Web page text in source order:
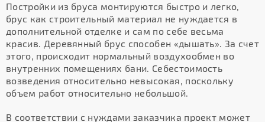
Постройки из бруса монтируются быстро и легко,
брус как строительный материал не нуждается в
дополнительной отделке и сам по себе весьма
красив. Деревянный брус способен «дышать». За счет
этого, происходит нормальный воздухообмен во
внутренних помещениях бани. Себестоимость
возведения относительно невысокая, поскольку
объем работ относительно небольшой.
В соответствии с нуждами заказчика проект может